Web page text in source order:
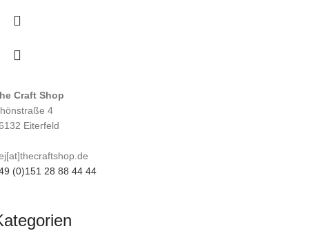
Craft Shop
4
Eiterfeld
(0)151 28 88 44 44